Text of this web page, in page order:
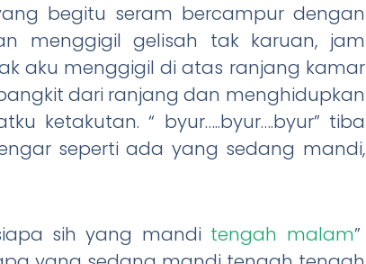
begitu seram bercampur dengan
menggigil gelisah tak karuan, jam
aku menggigil di atas ranjang kamar
dari ranjang dan menghidupkan
ketakutan. “ byur…..byur….byur” tiba
seperti ada yang sedang mandi,
sih yang mandi tengah malam”